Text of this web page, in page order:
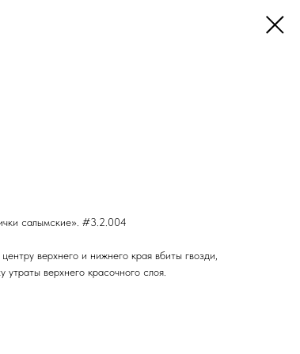
салымские». #3.2.004
верхнего и нижнего края вбиты гвозди,
верхнего красочного слоя.